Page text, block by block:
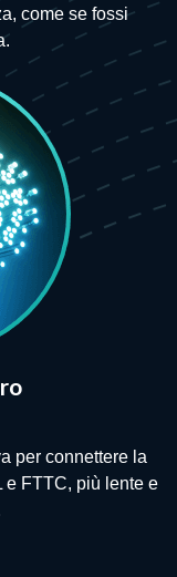
come se fossi
per connettere la
e FTTC, più lente e